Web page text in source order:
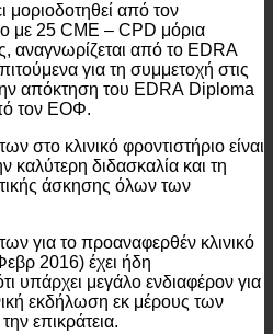
μοριοδοτηθεί από τον
με 25 CME – CPD μόρια
αναγνωρίζεται από το EDRA
για τη συμμετοχή στις
απόκτηση του EDRA Diploma
τον ΕΟΦ.
στο κλινικό φροντιστήριο είναι
καλύτερη διδασκαλία και τη
άσκησης όλων των
για το προαναφερθέν κλινικό
2016) έχει ήδη
υπάρχει μεγάλο ενδιαφέρον για
εκδήλωση εκ μέρους των
επικράτεια.